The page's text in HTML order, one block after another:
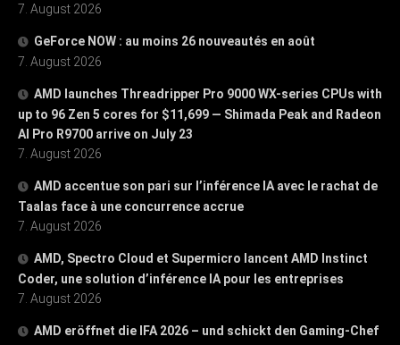
7. August 2026
GeForce NOW : au moins 26 nouveautés en août
7. August 2026
AMD launches Threadripper Pro 9000 WX-series CPUs with
up to 96 Zen 5 cores for $11,699 — Shimada Peak and Radeon
AI Pro R9700 arrive on July 23
7. August 2026
AMD accentue son pari sur l’inférence IA avec le rachat de
Taalas face à une concurrence accrue
7. August 2026
AMD, Spectro Cloud et Supermicro lancent AMD Instinct
Coder, une solution d’inférence IA pour les entreprises
7. August 2026
AMD eröffnet die IFA 2026 – und schickt den Gaming-Chef